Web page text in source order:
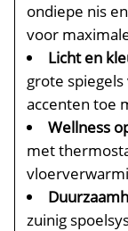
ondiepe nis
voor
Licht en
grote
accenten toe
Wellness
met
zuinig